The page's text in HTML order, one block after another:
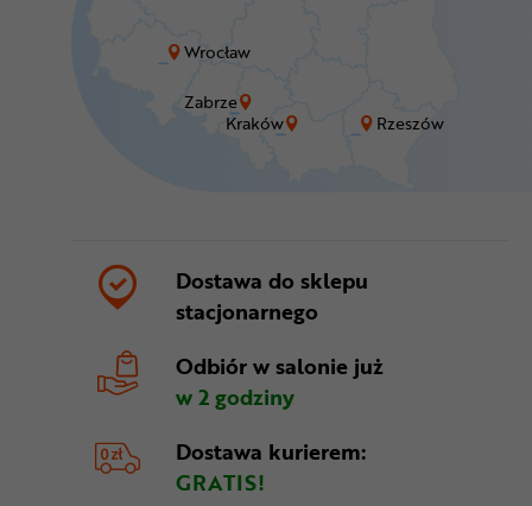
Kraków Rzeszów
Wrocław
Zabrze
Dostawa do sklepu
stacjonarnego
Odbiór w salonie już
w 2 godziny
Dostawa kurierem:
GRATIS!